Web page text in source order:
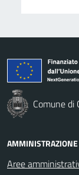
Comune
AMMINISTRAZIONE
Aree